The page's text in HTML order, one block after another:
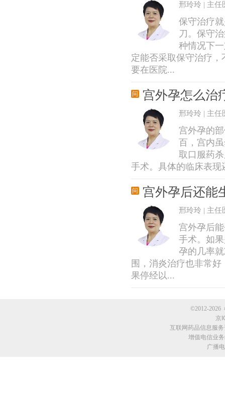
邢玲玲 | 主任
保守治疗
刀。保守
种情况下
定能否采取保守治疗
要在医院...
宫外孕怎么治
邢玲玲 | 主任
宫外孕的
百，宫内
取口服药
手术。具体的临床表现
宫外孕后还能
邢玲玲 | 主任
宫外孕后
手术。如
孕的几率
围，消炎治疗也非常
果停经以...
©2012-2026
京
互联网药品信息服
增值电信业
广播